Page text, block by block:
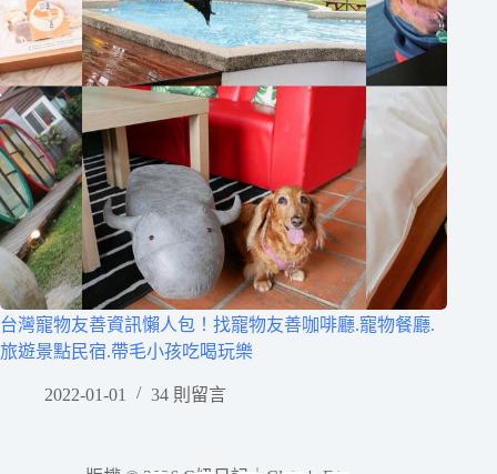
台灣寵物友善資訊懶人包！找寵物友善咖啡廳.寵物餐廳.
旅遊景點民宿.帶毛小孩吃喝玩樂
2022-01-01 34 則留言